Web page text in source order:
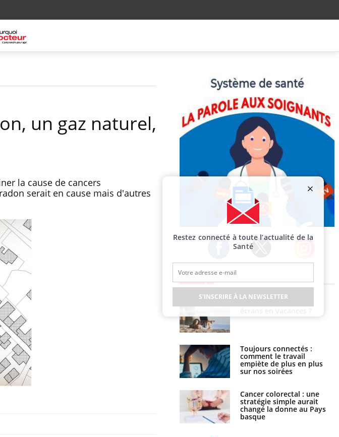
un gaz naturel,
la cause de cancers
serait en cause mais d'autres
Facebook Twitter Instagram
EN DIRECT
:
: Toujours connectés :
comment le travail
empiète de plus en plus
sur nos soirées
Cancer colorectal : une
stratégie simple aurait
changé la donne au Pays
basque
Restez connecté à toute l’actualité de la
Santé
S'INSCRIRE À LA NEWSLETTER